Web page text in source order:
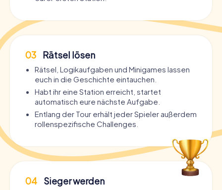
03 Rätsel lösen
Rätsel, Logikaufgaben und Minigames lassen
euch in die Geschichte eintauchen.
Habt ihr eine Station erreicht, startet
automatisch eure nächste Aufgabe.
Entlang der Tour erhält jeder Spieler außerdem
rollenspezifische Challenges.
04 Sieger werden